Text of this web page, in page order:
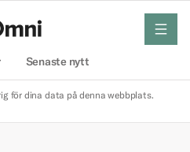
Senaste nytt
meny
för dina data på denna webbplats.